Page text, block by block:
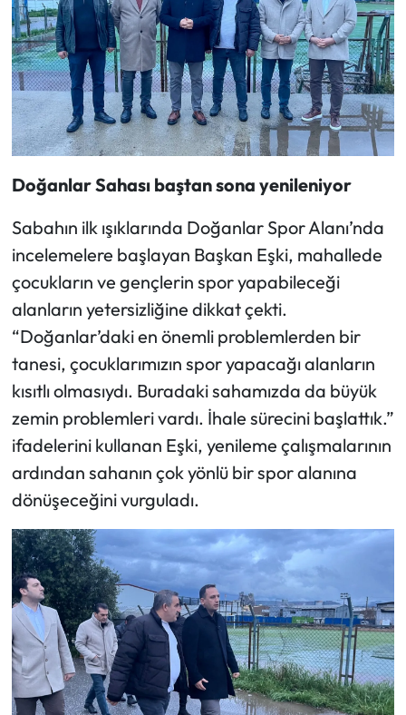
Doğanlar Sahası baştan sona yenileniyor
Sabahın ilk ışıklarında Doğanlar Spor Alanı’nda
incelemelere başlayan Başkan Eşki, mahallede
çocukların ve gençlerin spor yapabileceği
alanların yetersizliğine dikkat çekti.
“Doğanlar’daki en önemli problemlerden bir
tanesi, çocuklarımızın spor yapacağı alanların
kısıtlı olmasıydı. Buradaki sahamızda da büyük
zemin problemleri vardı. İhale sürecini başlattık.”
ifadelerini kullanan Eşki, yenileme çalışmalarının
ardından sahanın çok yönlü bir spor alanına
dönüşeceğini vurguladı.